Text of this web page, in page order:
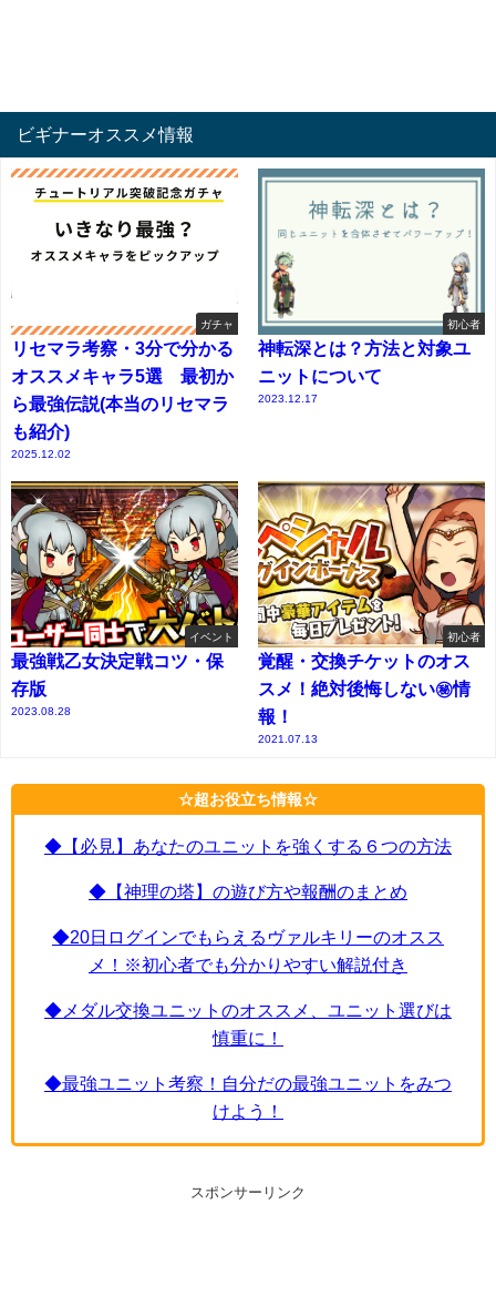
ビギナーオススメ情報
ガチャ
リセマラ考察・3分で分かる
オススメキャラ5選 最初か
ら最強伝説(本当のリセマラ
も紹介)
2025.12.02
初心者
神転深とは？方法と対象ユ
ニットについて
2023.12.17
イベント
最強戦乙女決定戦コツ・保
存版
2023.08.28
初心者
覚醒・交換チケットのオス
スメ！絶対後悔しない㊙情
報！
2021.07.13
☆超お役立ち情報☆
◆【必見】あなたのユニットを強くする６つの方法
◆【神理の塔】の遊び方や報酬のまとめ
◆20日ログインでもらえるヴァルキリーのオスス
メ！※初心者でも分かりやすい解説付き
◆メダル交換ユニットのオススメ、ユニット選びは
慎重に！
◆最強ユニット考察！自分だの最強ユニットをみつ
けよう！
スポンサーリンク